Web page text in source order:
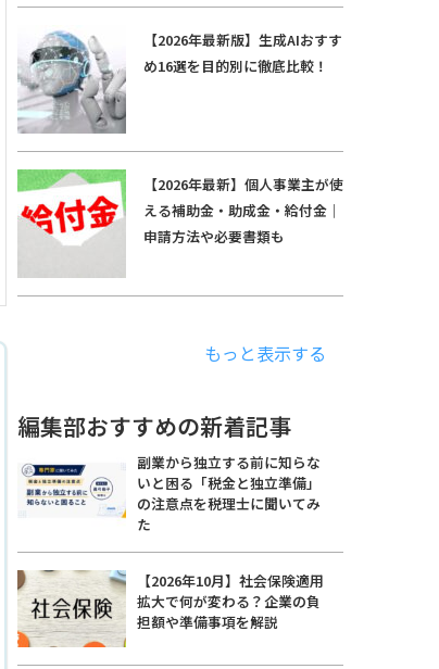
【2026年最新版】生成AIおすす
め16選を目的別に徹底比較！
【2026年最新】個人事業主が使
える補助金・助成金・給付金｜
申請方法や必要書類も
もっと表示する
編集部おすすめの新着記事
副業から独立する前に知らな
いと困る「税金と独立準備」
の注意点を税理士に聞いてみ
た
【2026年10月】社会保険適用
拡大で何が変わる？企業の負
担額や準備事項を解説